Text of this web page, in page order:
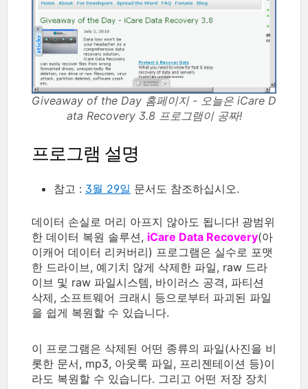
Giveaway of the Day 홈페이지 - 오늘은 iCare D
ata Recovery 3.8 프로그램이 공짜!
프로그램 설명
참고 : 3월 29일 문서도 참조하십시오.
데이터 손실로 머리 아프지 않아도 됩니다! 광범위
한 데이터 복원 솔루션, iCare Data Recovery(아
이캐어 데이터 리커버리) 프로그램은 실수로 포맷
한 드라이브, 예기치 않게 삭제한 파일, raw 드라
이브 및 raw 파일시스템, 바이러스 공격, 파티션
삭제, 소프트웨어 크래시 등으로부터 파괴된 파일
을 쉽게 복원할 수 있습니다.
이 프로그램은 삭제된 어떤 종류의 파일(사진을 비
롯한 문서, mp3, 아웃룩 파일, 프리젠테이션 등)이
라도 복원할 수 있습니다. 그리고 어떤 저장 장치